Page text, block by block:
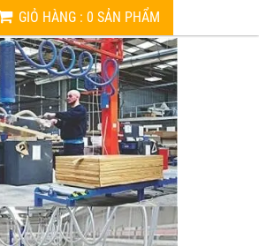
GIỎ HÀNG : 0 SẢN PHẨM